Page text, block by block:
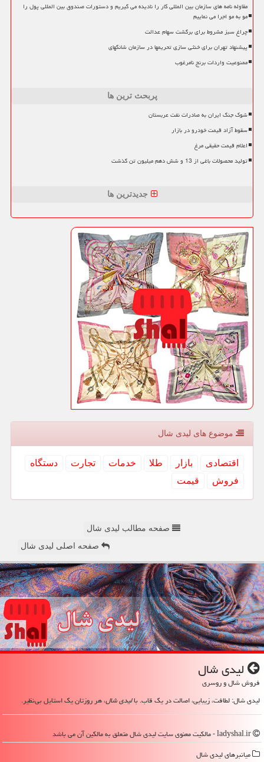
مقاوله نامه های سازمان بین المللی کار را نادیده می گیریم و دستورات صندوق بین المللی پول را
مو به مو اجرا می نماییم
چراغ سبز مشروط برای برگشت سهام عدالت
پیشنهاد تهران برای خنثی سازی تحریمها در سازمان شانگهای
ممنوعیت واردات برنج نامرغوب
پربحث ترین ها
شوک جنگ ایران به صادرات نفت عربستان
سقوط آزاد قیمت خودرو در بازار
اعلام قیمت حقیقی مرغ
تولید محصولات باغی از 13 و شش دهم میلیون تن گذشت
جدیدترین ها
موضوع های لیدی شال
اقتصادی بازار طلا خدمات تجارت
دستگاه
فروش
قیمت
صفحه مطالب لیدی شال
صفحه اصلی لیدی شال
لیدی شال
فروش شال و روسری
لیدی شال: لطافت، زیبایی، اصالت در یک قاب. بالیدی شال، هر روزتان یک استایل بی‌نظیر.
میانبرهای لیدی شال